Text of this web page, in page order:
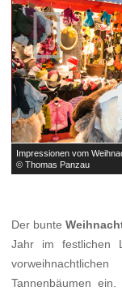
Impressionen vom
© Thomas Panzau

Der bunte
Jahr im festlichen
Tannenbäumen